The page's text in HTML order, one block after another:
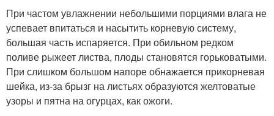
При частом увлажнении небольшими порциями влага не
успевает впитаться и насытить корневую систему,
большая часть испаряется. При обильном редком
поливе рыжеет листва, плоды становятся горьковатыми.
При слишком большом напоре обнажается прикорневая
шейка, из-за брызг на листьях образуются желтоватые
узоры и пятна на огурцах, как ожоги.